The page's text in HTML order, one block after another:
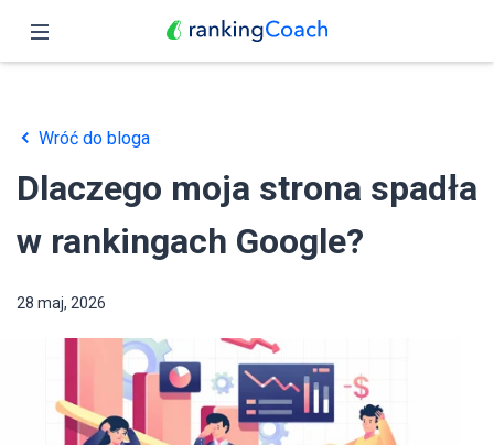
Funkcje
Ceny
Partnerzy
Blog
Wróć do bloga
Dlaczego moja strona spadła
w rankingach Google?
28 maj, 2026